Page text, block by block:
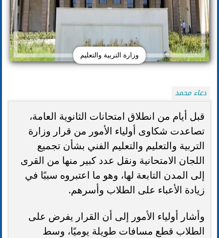
وزارة التربية والتعليم
دعاء محمد
قبل أيام من انطلاق امتحانات الثانوية العامة،
تصاعدت شكاوى أولياء الأمور من قرار وزارة
التربية والتعليم والتعليم الفني بشأن تجميع
اللجان الامتحانية ونقل عدد كبير منها من القرى
إلى المدن التابعة لها، وهو ما اعتبروه سببًا في
زيادة الأعباء على الطلاب وأسرهم.
وأشار أولياء الأمور إلى أن القرار يفرض على
الطلاب قطع مسافات طويلة يوميًا، وسط